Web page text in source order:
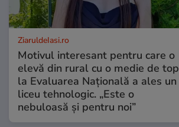
ZiaruldeIasi.ro
Motivul interesant pentru care o
elevă din rural cu o medie de top
la Evaluarea Națională a ales un
liceu tehnologic. „Este o
nebuloasă și pentru noi”